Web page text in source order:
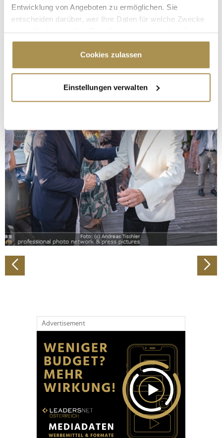
Entwicklung von Angeboten zu ermöglichen. Sie
entscheiden darüber, wer Ihre Daten für welche Zwecke
Cookie-Erklärung oder durch Klicken auf das Privacy
Trigger Symbol ändern oder widerrufen
Informationen über Ihre geografische Lage
erfassen, welche bis auf einige Meter genau sein
bestimmten Merkmalen (Fingerprinting) identifizieren
Erfahren Sie mehr darüber, wie Ihre persönlichen Daten
verarbeitet werden, und legen Sie Ihre Präferenzen im
Abschnitt Einzelheitenfest.
Wir verwenden Cookies, um Inhalte und Anzeigen zu
personalisieren, Funktionen für soziale Medien anbieten
zu können und die Zugriffe auf unsere Website zu
analysieren. Außerdem geben wir Informationen zu Ihrer
Verwendung unserer Website an unsere Partner für
soziale Medien, Werbung und Analysen weiter. Unsere
Partner führen diese Informationen möglicherweise mit
Cookies zulassen
Einstellungen verwalten
Advertisement